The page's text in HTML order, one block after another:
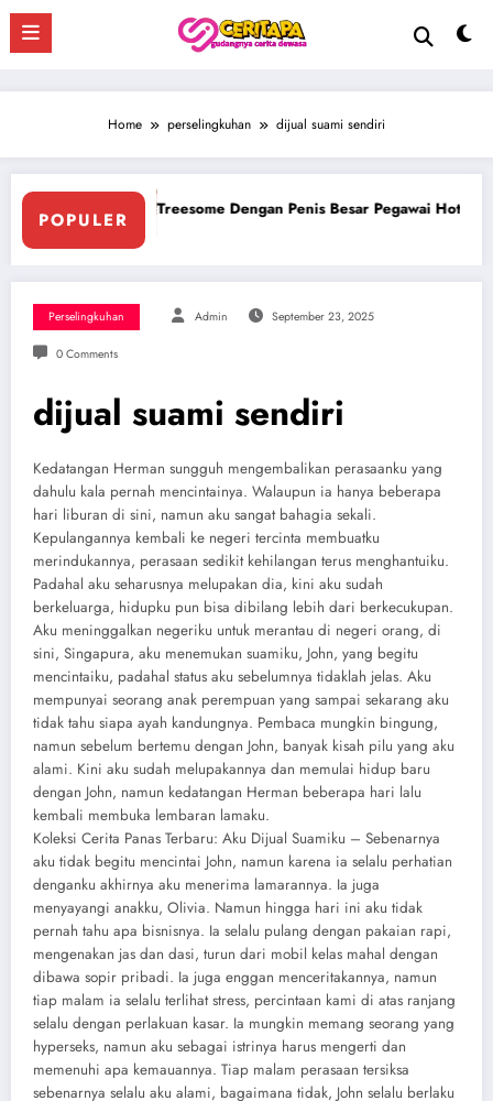
Skip
content
Home perselingkuhan dijual suami sendiri
POPULER
Hotel Ngentot Bersama Perawan Montok Berjilbab
Perselingkuhan Admin September 23, 2025
0 Comments
dijual suami sendiri
Kedatangan Herman sungguh mengembalikan perasaanku yang
dahulu kala pernah mencintainya. Walaupun ia hanya beberapa
hari liburan di sini, namun aku sangat bahagia sekali.
Kepulangannya kembali ke negeri tercinta membuatku
merindukannya, perasaan sedikit kehilangan terus menghantuiku.
Padahal aku seharusnya melupakan dia, kini aku sudah
berkeluarga, hidupku pun bisa dibilang lebih dari berkecukupan.
Aku meninggalkan negeriku untuk merantau di negeri orang, di
sini, Singapura, aku menemukan suamiku, John, yang begitu
mencintaiku, padahal status aku sebelumnya tidaklah jelas. Aku
mempunyai seorang anak perempuan yang sampai sekarang aku
tidak tahu siapa ayah kandungnya. Pembaca mungkin bingung,
namun sebelum bertemu dengan John, banyak kisah pilu yang aku
alami. Kini aku sudah melupakannya dan memulai hidup baru
dengan John, namun kedatangan Herman beberapa hari lalu
kembali membuka lembaran lamaku.
Koleksi Cerita Panas Terbaru: Aku Dijual Suamiku – Sebenarnya
aku tidak begitu mencintai John, namun karena ia selalu perhatian
denganku akhirnya aku menerima lamarannya. Ia juga
menyayangi anakku, Olivia. Namun hingga hari ini aku tidak
pernah tahu apa bisnisnya. Ia selalu pulang dengan pakaian rapi,
mengenakan jas dan dasi, turun dari mobil kelas mahal dengan
dibawa sopir pribadi. Ia juga enggan menceritakannya, namun
tiap malam ia selalu terlihat stress, percintaan kami di atas ranjang
selalu dengan perlakuan kasar. Ia mungkin memang seorang yang
hyperseks, namun aku sebagai istrinya harus mengerti dan
memenuhi apa kemauannya. Tiap malam perasaan tersiksa
sebenarnya selalu aku alami, bagaimana tidak, John selalu berlaku